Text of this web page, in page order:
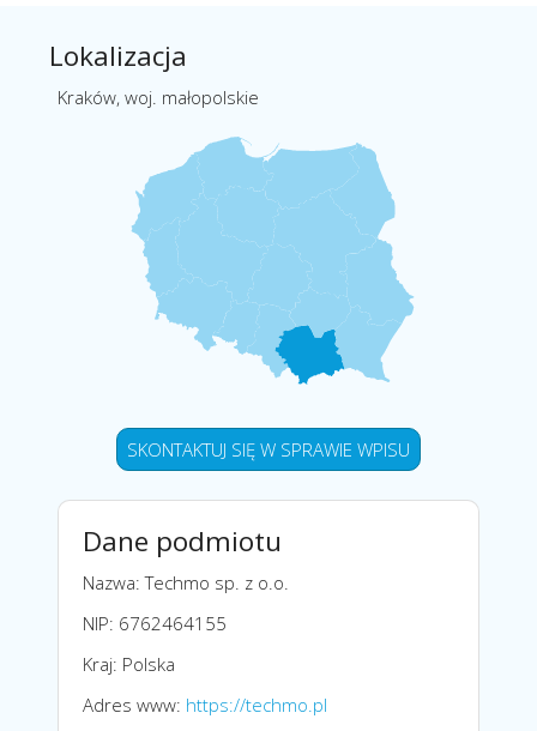
Lokalizacja
Kraków, woj. małopolskie
SKONTAKTUJ SIĘ W SPRAWIE WPISU
Dane podmiotu
Nazwa: Techmo sp. z o.o.
NIP: 6762464155
Kraj: Polska
Adres www: https://techmo.pl